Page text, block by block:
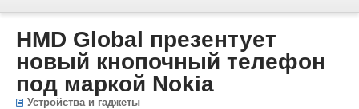
HMD Global презентует
новый кнопочный телефон
под маркой Nokia
Устройства и гаджеты